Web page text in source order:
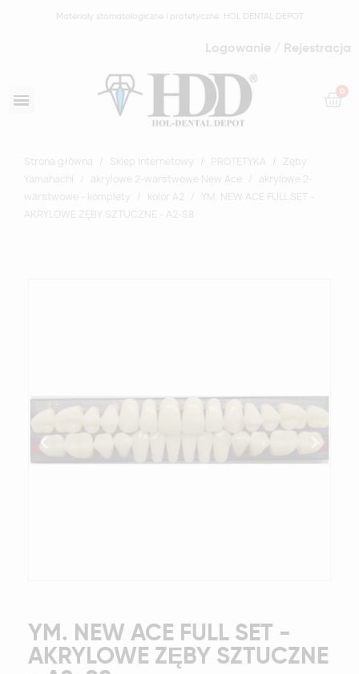
Materiały stomatologiczne i protetyczne: HOL DENTAL DEPOT
Logowanie / Rejestracja
Strona główna Sklep Internetowy PROTETYKA
Zęby
Yamahachi
akrylowe 2-warstwowe New Ace
akrylowe 2-
warstwowe - komplety
kolor A2
YM. NEW ACE FULL SET -
AKRYLOWE ZĘBY SZTUCZNE - A2-S8
YM. NEW ACE FULL SET -
AKRYLOWE ZĘBY SZTUCZNE